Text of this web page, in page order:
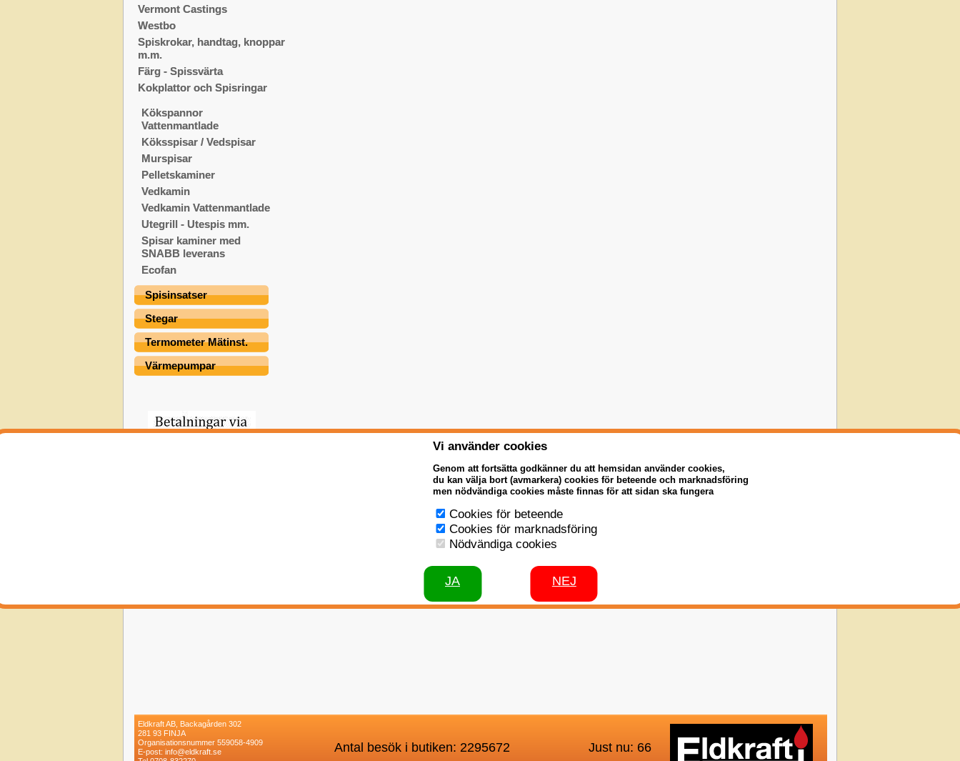
Vermont Castings
Westbo
Spiskrokar, handtag, knoppar
m.m.
Färg - Spissvärta
Kokplattor och Spisringar
Kökspannor
Vattenmantlade
Köksspisar / Vedspisar
Murspisar
Pelletskaminer
Vedkamin
Vedkamin Vattenmantlade
Utegrill - Utespis mm.
Spisar kaminer med
SNABB leverans
Ecofan
Spisinsatser
Stegar
Termometer Mätinst.
Värmepumpar
Eldkraft AB, Backagården 302
281 93 FINJA
Organisationsnummer 559058-4909
E-post: info@eldkraft.se
Antal besök i butiken: 2295672 Just nu: 66
Vi använder cookies
Genom att fortsätta godkänner du att hemsidan använder cookies,
du kan välja bort (avmarkera) cookies för beteende och marknadsföring
men nödvändiga cookies måste finnas för att sidan ska fungera
Cookies för beteende
Cookies för marknadsföring
Nödvändiga cookies
JA NEJ